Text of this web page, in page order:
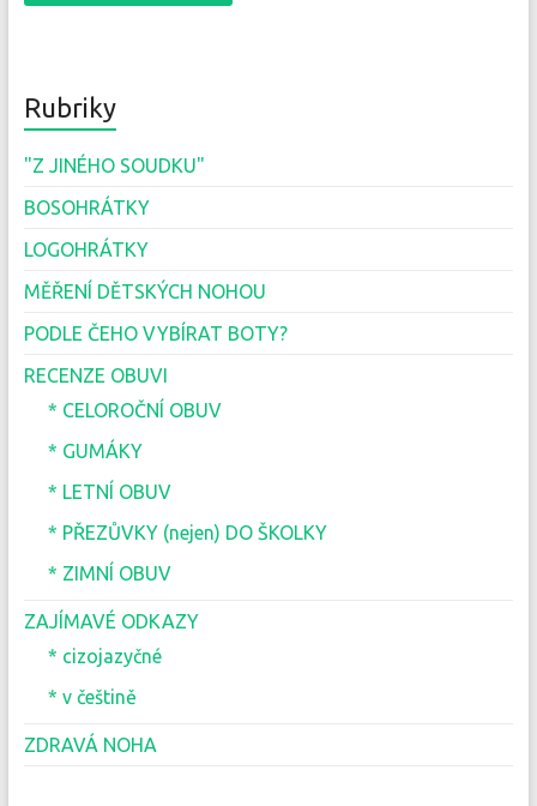
Rubriky
"Z JINÉHO SOUDKU"
BOSOHRÁTKY
LOGOHRÁTKY
MĚŘENÍ DĚTSKÝCH NOHOU
PODLE ČEHO VYBÍRAT BOTY?
RECENZE OBUVI
* CELOROČNÍ OBUV
* GUMÁKY
* LETNÍ OBUV
* PŘEZŮVKY (nejen) DO ŠKOLKY
* ZIMNÍ OBUV
ZAJÍMAVÉ ODKAZY
* cizojazyčné
* v češtině
ZDRAVÁ NOHA